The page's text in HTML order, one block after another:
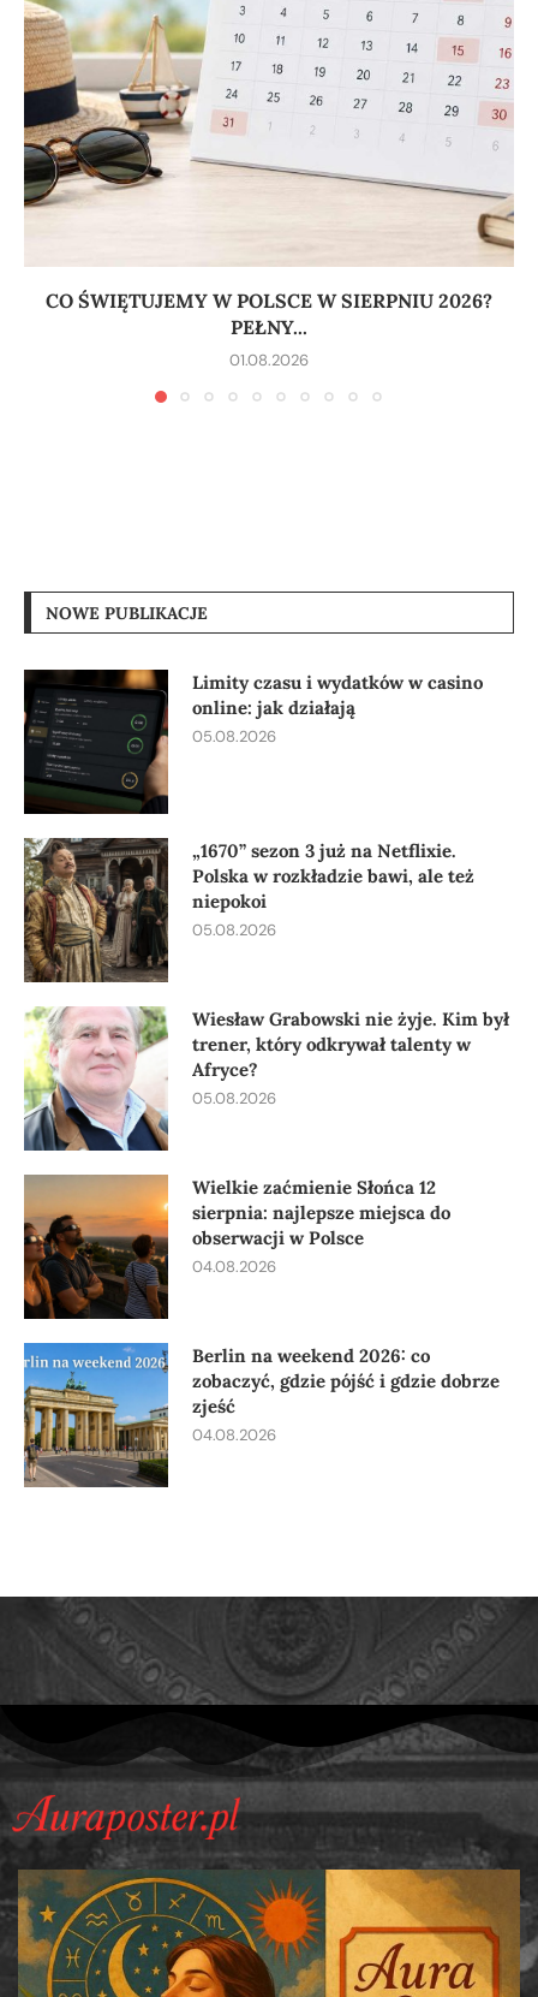
CO ŚWIĘTUJEMY W POLSCE W SIERPNIU 2026?
PEŁNY...
01.08.2026
NOWE PUBLIKACJE
Limity czasu i wydatków w casino
online: jak działają
05.08.2026
„1670” sezon 3 już na Netflixie.
Polska w rozkładzie bawi, ale też
niepokoi
05.08.2026
Wiesław Grabowski nie żyje. Kim był
trener, który odkrywał talenty w
Afryce?
05.08.2026
Wielkie zaćmienie Słońca 12
sierpnia: najlepsze miejsca do
obserwacji w Polsce
04.08.2026
Berlin na weekend 2026: co
zobaczyć, gdzie pójść i gdzie dobrze
zjeść
04.08.2026